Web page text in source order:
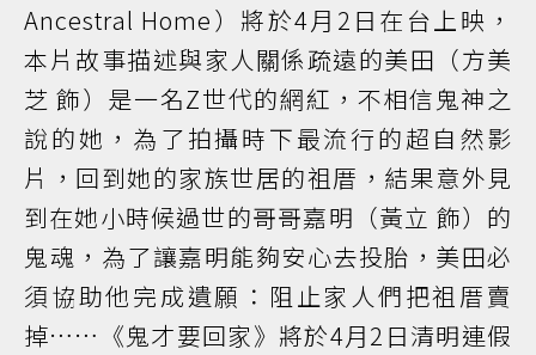
Ancestral Home）將於4月2日在台上映，
本片故事描述與家人關係疏遠的美田（方美
芝 飾）是一名Z世代的網紅，不相信鬼神之
說的她，為了拍攝時下最流行的超自然影
片，回到她的家族世居的祖厝，結果意外見
到在她小時候過世的哥哥嘉明（黃立 飾）的
鬼魂，為了讓嘉明能夠安心去投胎，美田必
須協助他完成遺願：阻止家人們把祖厝賣
掉……《鬼才要回家》將於4月2日清明連假